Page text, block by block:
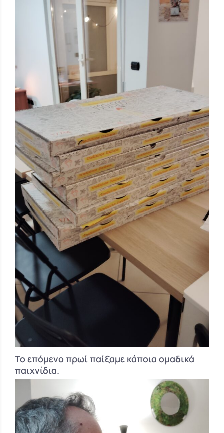
Το επόμενο πρωί παίξαμε κάποια ομαδικά
παιχνίδια.